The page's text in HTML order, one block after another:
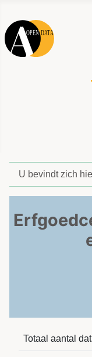
U bevindt zich
Totaal aantal